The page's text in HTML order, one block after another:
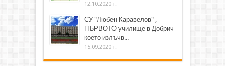
12.10.2020 г.
СУ "Любен Каравелов" ,
ПЪРВОТО училище в Добрич
което излъчв...
15.09.2020 г.